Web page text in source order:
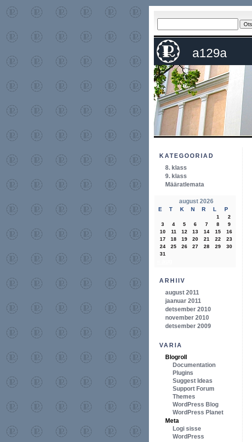
a129a
KATEGOORIAD
8. klass
9. klass
Määratlemata
august 2026
E T K N R L P
1
2
3
4 5 6 7 8
9
10
11 12 13 14 15
16
17
18 19 20 21 22
23
24
25 26 27 28 29
30
31
ARHIIV
august 2011
jaanuar 2011
detsember 2010
november 2010
detsember 2009
VARIA
Blogroll
Documentation
Plugins
Suggest Ideas
Support Forum
Themes
WordPress Blog
WordPress Planet
Meta
Logi sisse
WordPress